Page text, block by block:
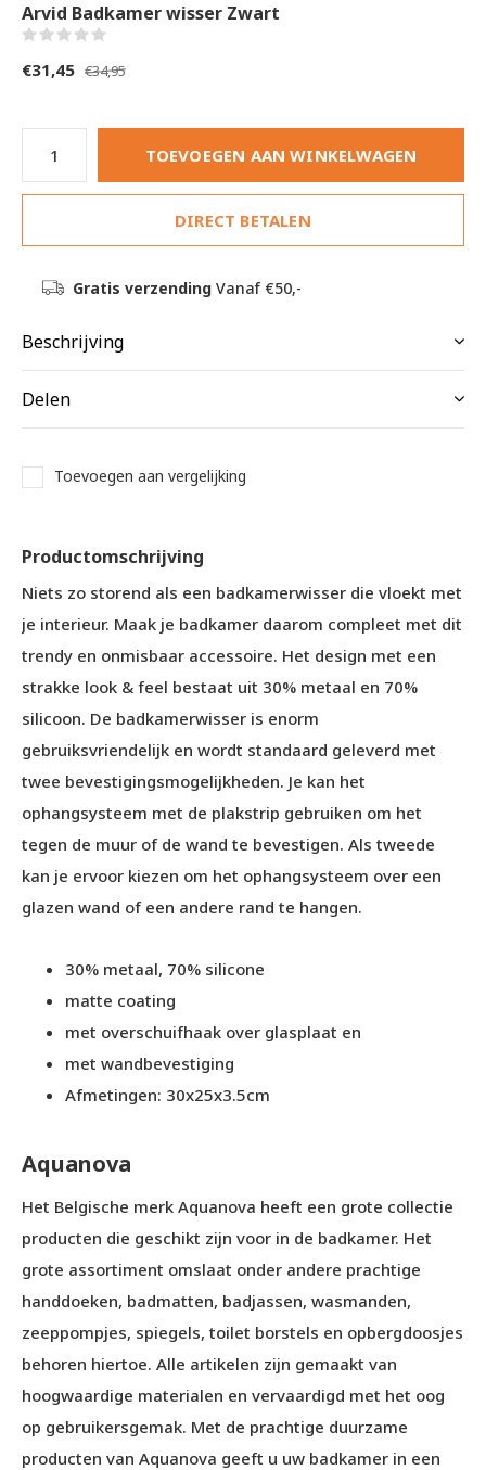
Arvid Badkamer wisser Zwart
€31,45 €34,95
TOEVOEGEN AAN WINKELWAGEN
DIRECT BETALEN
Gratis verzendingVanaf €50,-
Beschrijving
Delen
Toevoegen aan vergelijking
Productomschrijving
Niets zo storend als een badkamerwisser die vloekt met
je interieur. Maak je badkamer daarom compleet met dit
trendy en onmisbaar accessoire. Het design met een
strakke look & feel bestaat uit 30% metaal en 70%
silicoon. De badkamerwisser is enorm
gebruiksvriendelijk en wordt standaard geleverd met
twee bevestigingsmogelijkheden. Je kan het
ophangsysteem met de plakstrip gebruiken om het
tegen de muur of de wand te bevestigen. Als tweede
kan je ervoor kiezen om het ophangsysteem over een
glazen wand of een andere rand te hangen.
30% metaal, 70% silicone
matte coating
met overschuifhaak over glasplaat en
met wandbevestiging
Afmetingen: 30x25x3.5cm
Aquanova
Het Belgische merk Aquanova heeft een grote collectie
producten die geschikt zijn voor in de badkamer. Het
grote assortiment omslaat onder andere prachtige
handdoeken, badmatten, badjassen, wasmanden,
zeeppompjes, spiegels, toilet borstels en opbergdoosjes
behoren hiertoe. Alle artikelen zijn gemaakt van
hoogwaardige materialen en vervaardigd met het oog
op gebruikersgemak. Met de prachtige duurzame
producten van Aquanova geeft u uw badkamer in een